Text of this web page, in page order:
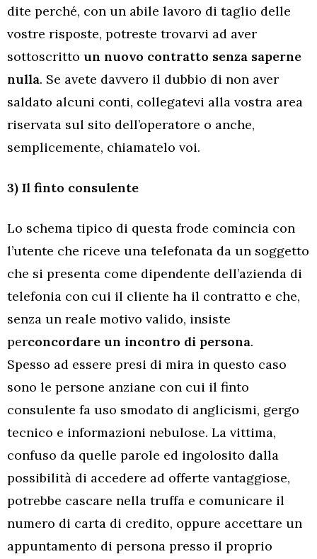
dite perché, con un abile lavoro di taglio delle
vostre risposte, potreste trovarvi ad aver
sottoscritto un nuovo contratto senza saperne
nulla. Se avete davvero il dubbio di non aver
saldato alcuni conti, collegatevi alla vostra area
riservata sul sito dell’operatore o anche,
semplicemente, chiamatelo voi.
3) Il finto consulente
Lo schema tipico di questa frode comincia con
l’utente che riceve una telefonata da un soggetto
che si presenta come dipendente dell’azienda di
telefonia con cui il cliente ha il contratto e che,
senza un reale motivo valido, insiste
perconcordare un incontro di persona.
Spesso ad essere presi di mira in questo caso
sono le persone anziane con cui il finto
consulente fa uso smodato di anglicismi, gergo
tecnico e informazioni nebulose. La vittima,
confuso da quelle parole ed ingolosito dalla
possibilità di accedere ad offerte vantaggiose,
potrebbe cascare nella truffa e comunicare il
numero di carta di credito, oppure accettare un
appuntamento di persona presso il proprio